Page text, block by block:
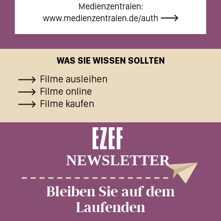
Medienzentralen:
www.medienzentralen.de/auth
WAS SIE WISSEN SOLLTEN
Filme ausleihen
Filme online
Filme kaufen
Bleiben Sie auf dem
Laufenden